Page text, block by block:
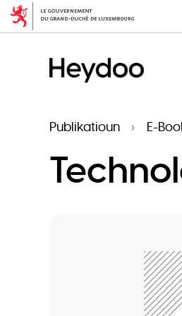
Publikatioun E-